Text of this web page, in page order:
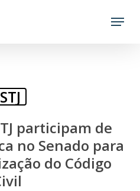
Menu
STJ
participam de
no Senado para
do Código